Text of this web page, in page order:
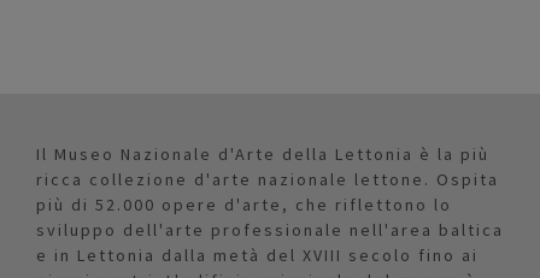
Il Museo Nazionale d'Arte della Lettonia è la più
ricca collezione d'arte nazionale lettone. Ospita
più di 52.000 opere d'arte, che riflettono lo
sviluppo dell'arte professionale nell'area baltica
e in Lettonia dalla metà del XVIII secolo fino ai